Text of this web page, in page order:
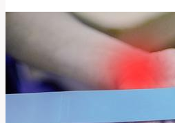
Krve
Po
Operaci:
Kompletní